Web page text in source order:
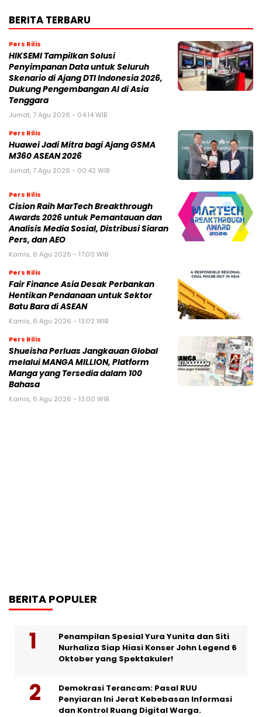
BERITA TERBARU
Pers Rilis
HIKSEMI Tampilkan Solusi
Penyimpanan Data untuk Seluruh
Skenario di Ajang DTI Indonesia 2026,
Dukung Pengembangan AI di Asia
Tenggara
Jumat, 7 Agu 2026 - 04:14 WIB
Pers Rilis
Huawei Jadi Mitra bagi Ajang GSMA
M360 ASEAN 2026
Jumat, 7 Agu 2026 - 00:42 WIB
Pers Rilis
Cision Raih MarTech Breakthrough
Awards 2026 untuk Pemantauan dan
Analisis Media Sosial, Distribusi Siaran
Pers, dan AEO
Kamis, 6 Agu 2026 - 17:00 WIB
Pers Rilis
Fair Finance Asia Desak Perbankan
Hentikan Pendanaan untuk Sektor
Batu Bara di ASEAN
Kamis, 6 Agu 2026 - 13:02 WIB
Pers Rilis
Shueisha Perluas Jangkauan Global
melalui MANGA MILLION, Platform
Manga yang Tersedia dalam 100
Bahasa
Kamis, 6 Agu 2026 - 13:00 WIB
BERITA POPULER
Penampilan Spesial Yura Yunita dan Siti
Nurhaliza Siap Hiasi Konser John Legend 6
Oktober yang Spektakuler!
Demokrasi Terancam: Pasal RUU
Penyiaran Ini Jerat Kebebasan Informasi
dan Kontrol Ruang Digital Warga.